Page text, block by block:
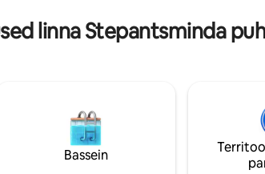
Meie
lennujaam.
linna Stepantsminda
Bassein